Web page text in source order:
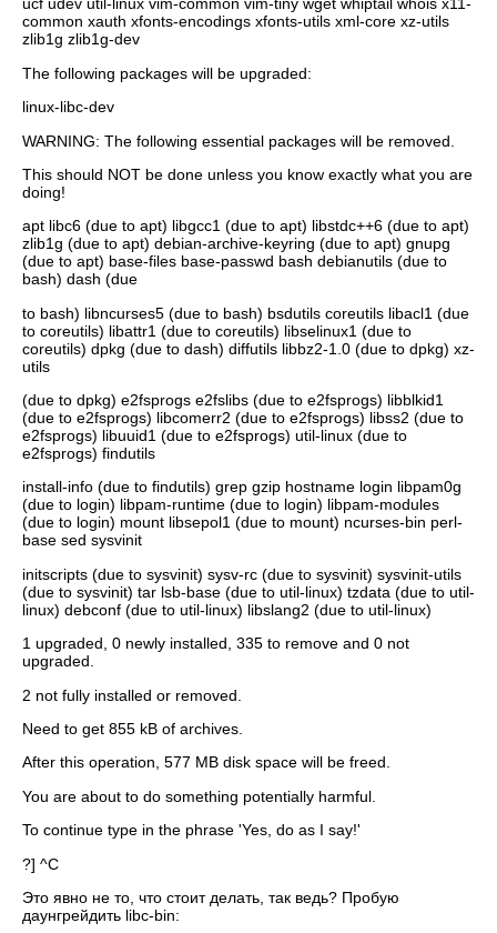
ucf udev util-linux vim-common vim-tiny wget whiptail whois x11-
common xauth xfonts-encodings xfonts-utils xml-core xz-utils
zlib1g zlib1g-dev
The following packages will be upgraded:
linux-libc-dev
WARNING: The following essential packages will be removed.
This should NOT be done unless you know exactly what you are
doing!
apt libc6 (due to apt) libgcc1 (due to apt) libstdc++6 (due to apt)
zlib1g (due to apt) debian-archive-keyring (due to apt) gnupg
(due to apt) base-files base-passwd bash debianutils (due to
bash) dash (due
to bash) libncurses5 (due to bash) bsdutils coreutils libacl1 (due
to coreutils) libattr1 (due to coreutils) libselinux1 (due to
coreutils) dpkg (due to dash) diffutils libbz2-1.0 (due to dpkg) xz-
utils
(due to dpkg) e2fsprogs e2fslibs (due to e2fsprogs) libblkid1
(due to e2fsprogs) libcomerr2 (due to e2fsprogs) libss2 (due to
e2fsprogs) libuuid1 (due to e2fsprogs) util-linux (due to
e2fsprogs) findutils
install-info (due to findutils) grep gzip hostname login libpam0g
(due to login) libpam-runtime (due to login) libpam-modules
(due to login) mount libsepol1 (due to mount) ncurses-bin perl-
base sed sysvinit
initscripts (due to sysvinit) sysv-rc (due to sysvinit) sysvinit-utils
(due to sysvinit) tar lsb-base (due to util-linux) tzdata (due to util-
linux) debconf (due to util-linux) libslang2 (due to util-linux)
1 upgraded, 0 newly installed, 335 to remove and 0 not
upgraded.
2 not fully installed or removed.
Need to get 855 kB of archives.
After this operation, 577 MB disk space will be freed.
You are about to do something potentially harmful.
To continue type in the phrase 'Yes, do as I say!'
?] ^C
Это явно не то, что стоит делать, так ведь? Пробую
даунгрейдить libc-bin: